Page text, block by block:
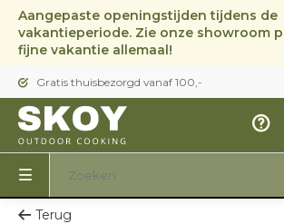
Aangepaste openingstijden tijdens de
vakantieperiode. Zie onze showroom
fijne vakantie allemaal!
Gratis thuisbezorgd vanaf 100,-
Terug